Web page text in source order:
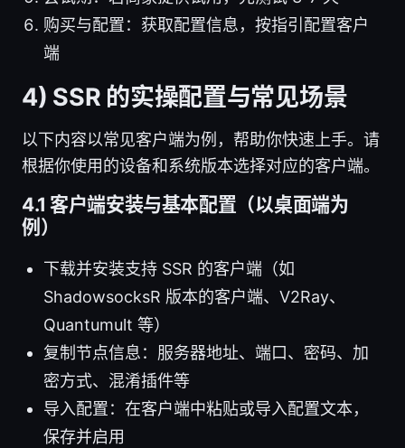
购买与配置：获取配置信息，按指引配置客户
端
4) SSR 的实操配置与常见场景
以下内容以常见客户端为例，帮助你快速上手。请
根据你使用的设备和系统版本选择对应的客户端。
4.1 客户端安装与基本配置（以桌面端为
例）
下载并安装支持 SSR 的客户端（如
ShadowsocksR 版本的客户端、V2Ray、
Quantumult 等）
复制节点信息：服务器地址、端口、密码、加
密方式、混淆插件等
导入配置：在客户端中粘贴或导入配置文本，
保存并启用